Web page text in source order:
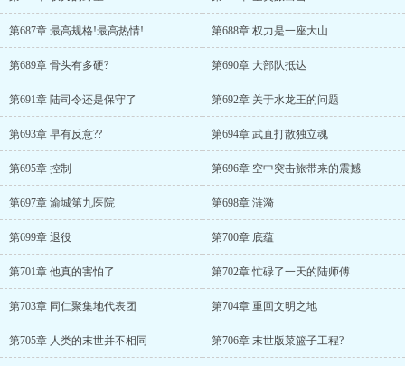
第687章 最高规格!最高热情! 第688章 权力是一座大山
第689章 骨头有多硬? 第690章 大部队抵达
第691章 陆司令还是保守了 第692章 关于水龙王的问题
第693章 早有反意?? 第694章 武直打散独立魂
第695章 控制 第696章 空中突击旅带来的震撼
第697章 渝城第九医院 第698章 涟漪
第699章 退役 第700章 底蕴
第701章 他真的害怕了 第702章 忙碌了一天的陆师傅
第703章 同仁聚集地代表团 第704章 重回文明之地
第705章 人类的末世并不相同 第706章 末世版菜篮子工程?